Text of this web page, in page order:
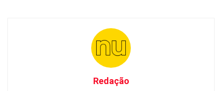
Redação